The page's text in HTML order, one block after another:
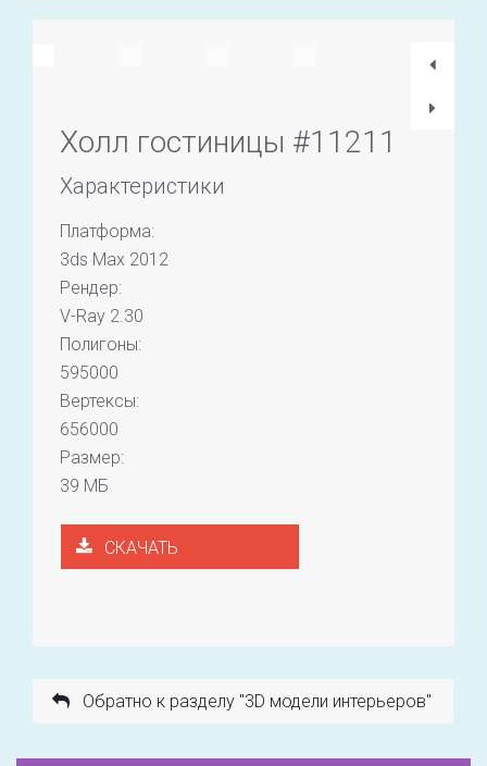
Холл гостиницы #11211
Характеристики
Платформа:
3ds Max 2012
Рендер:
V-Ray 2.30
Полигоны:
595000
Вертексы:
656000
Размер:
39 МБ
СКАЧАТЬ
Обратно к разделу "3D модели интерьеров"